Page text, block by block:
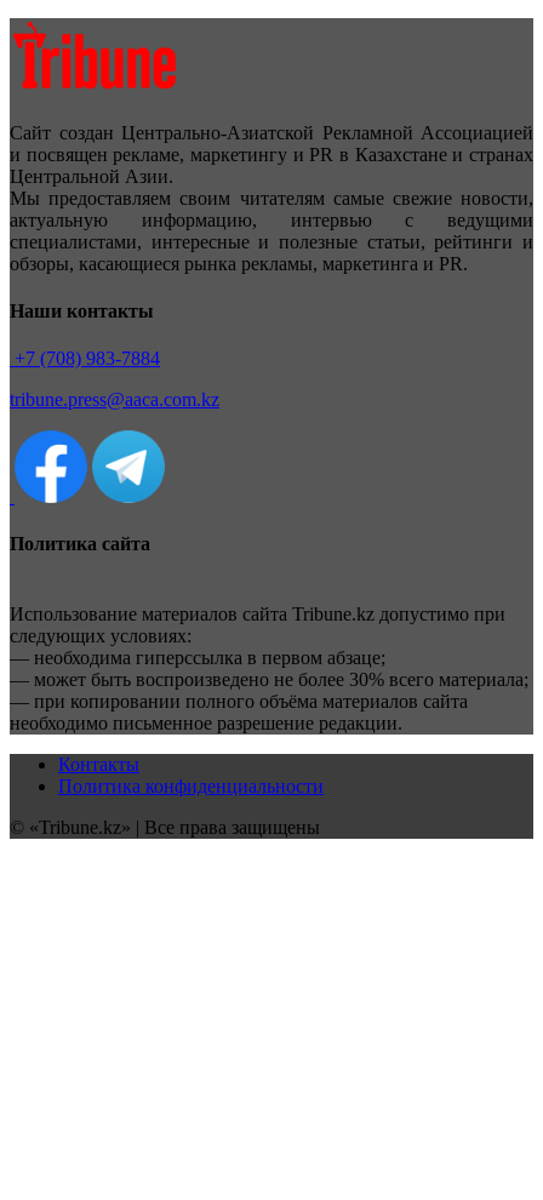
Сайт создан Центрально-Азиатской Рекламной Ассоциацией
и посвящен рекламе, маркетингу и PR в Казахстане и странах
Центральной Азии.
Мы предоставляем своим читателям самые свежие новости,
актуальную информацию, интервью с ведущими
специалистами, интересные и полезные статьи, рейтинги и
обзоры, касающиеся рынка рекламы, маркетинга и PR.
Наши контакты
+7 (708) 983-7884
tribune.press@aaca.com.kz
Политика сайта
Использование материалов сайта Tribune.kz допустимо при
следующих условиях:
— необходима гиперссылка в первом абзаце;
— может быть воспроизведено не более 30% всего материала;
— при копировании полного объёма материалов сайта
необходимо письменное разрешение редакции.
Контакты
Политика конфиденциальности
© «Tribune.kz» | Все права защищены